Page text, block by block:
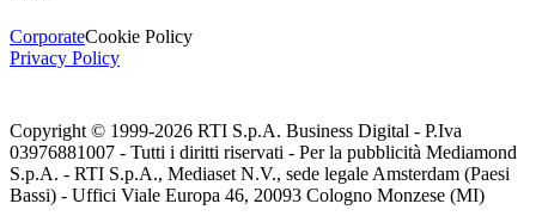
CorporateCookie Policy
Privacy Policy
Copyright © 1999-2026 RTI S.p.A. Business Digital - P.Iva
03976881007 - Tutti i diritti riservati - Per la pubblicità Mediamond
S.p.A. - RTI S.p.A., Mediaset N.V., sede legale Amsterdam (Paesi
Bassi) - Uffici Viale Europa 46, 20093 Cologno Monzese (MI)